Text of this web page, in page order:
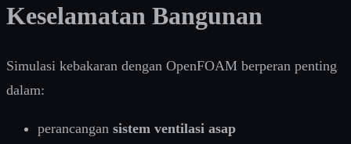
Keselamatan Bangunan
Simulasi kebakaran dengan OpenFOAM berperan penting
dalam:
perancangan sistem ventilasi asap